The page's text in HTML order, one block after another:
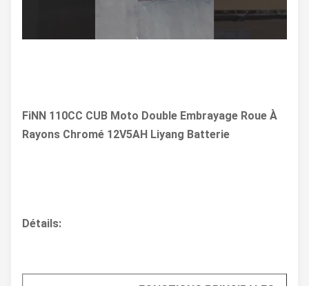
FiNN 110CC CUB Moto Double Embrayage Roue À
Rayons Chromé 12V5AH Liyang Batterie
Détails: